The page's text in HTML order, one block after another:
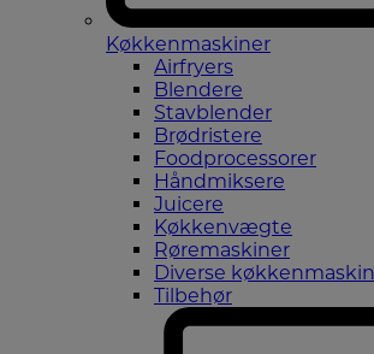
Køkkenmaskiner
Airfryers
Blendere
Stavblender
Brødristere
Foodprocessorer
Håndmiksere
Juicere
Køkkenvægte
Røremaskiner
Diverse
Tilbehør